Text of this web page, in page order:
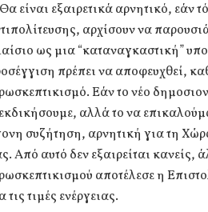
είναι εξαιρετικά αρνητικό,
αρχίσουν να
ως μια “καταναγκαστική”
πρέπει να αποφευχθεί,
Εάν το νέο
αλλά το να
συζήτηση, αρνητική για τη
Από αυτό δεν εξαιρείται κανείς,
αποτέλεσε η
τις τιμές ενέργειας.